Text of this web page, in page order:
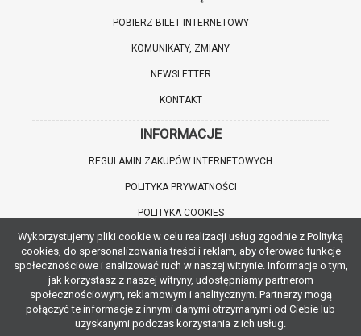
POBIERZ BILET INTERNETOWY
KOMUNIKATY, ZMIANY
NEWSLETTER
KONTAKT
INFORMACJE
REGULAMIN ZAKUPÓW INTERNETOWYCH
POLITYKA PRYWATNOŚCI
POLITYKA COOKIES
WARTO WIEDZIEĆ
INFORMACJE O ZNIŻKACH
JAK DOJECHAĆ
Wykorzystujemy pliki cookie w celu realizacji usług zgodnie z Polityką
cookies, do spersonalizowania treści i reklam, aby oferować funkcje
społecznościowe i analizować ruch w naszej witrynie. Informacje o tym,
jak korzystasz z naszej witryny, udostępniamy partnerom
społecznościowym, reklamowym i analitycznym. Partnerzy mogą
połączyć te informacje z innymi danymi otrzymanymi od Ciebie lub
uzyskanymi podczas korzystania z ich usług.